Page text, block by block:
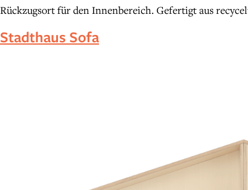
Rückzugsort für den Innenbereich. Gefertigt aus
Stadthaus Sofa